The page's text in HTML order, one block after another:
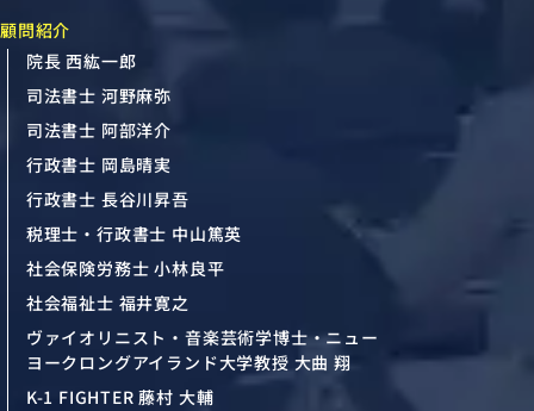
顧問紹介
院長 西紘一郎
司法書士 河野麻弥
司法書士 阿部洋介
行政書士 岡島晴実
行政書士 長谷川昇吾
税理士・行政書士 中山篤英
社会保険労務士 小林良平
社会福祉士 福井寛之
ヴァイオリニスト・音楽芸術学博士・ニュー
ヨークロングアイランド大学教授 大曲 翔
K-1 FIGHTER 藤村 大輔